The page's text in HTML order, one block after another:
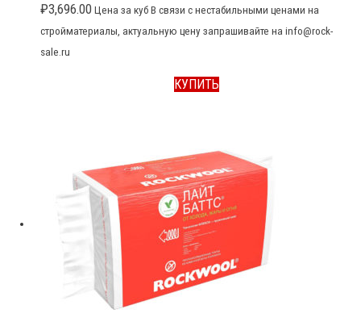
₽3,696.00 Цена за куб В связи с нестабильными ценами на
стройматериалы, актуальную цену запрашивайте на info@rock-
sale.ru
КУПИТЬ